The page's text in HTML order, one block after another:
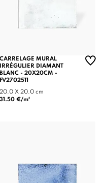
CARRELAGE MURAL
IRRÉGULIER DIAMANT
BLANC - 20X20CM -
FV2702511
20.0 X 20.0 cm
31.50 €/m²